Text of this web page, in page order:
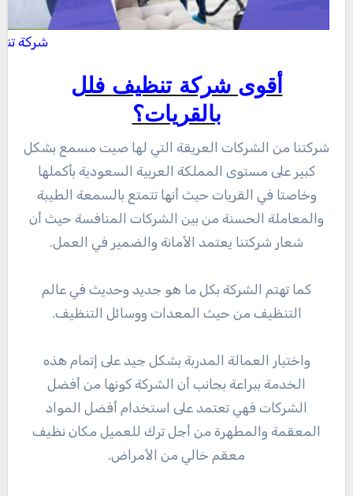
شركة
أقوى شركة تنظيف فلل
بالقريات؟
شركتنا من الشركات العريقة التي لها صيت مسمع بشكل
كبير على مستوى المملكة العربية السعودية بأكملها
وخاصتا في القريات حيث أنها تتمتع بالسمعة الطيبة
والمعاملة الحسنة من بين الشركات المنافسة حيث أن
شعار شركتنا يعتمد الأمانة والضمير في العمل.
كما تهتم الشركة بكل ما هو جديد وحديث في عالم
التنظيف من حيث المعدات ووسائل التنظيف.
واختيار العمالة المدربة بشكل جيد على إتمام هذه
الخدمة ببراعة بجانب أن الشركة كونها من أفضل
الشركات فهي تعتمد على استخدام أفضل المواد
المعقمة والمطهرة من أجل ترك للعميل مكان نظيف
معقم خالي من الأمراض.